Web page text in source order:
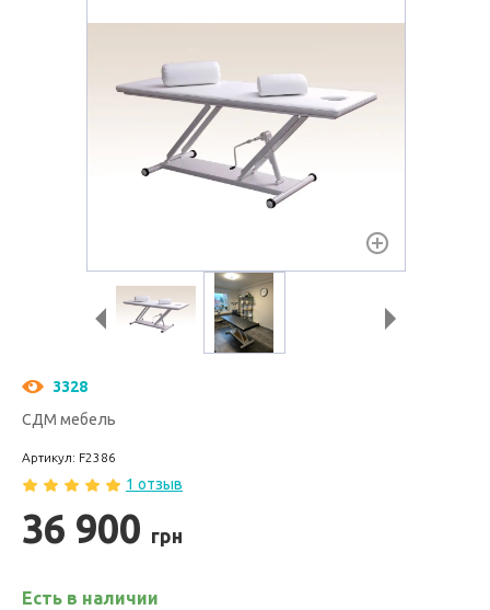
3328
СДМ мебель
Артикул: F2386
1 отзыв
36 900 грн
Есть в наличии